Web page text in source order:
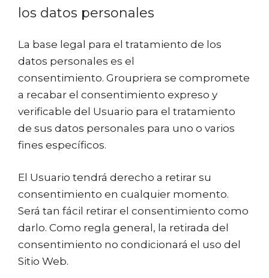
los datos personales
La base legal para el tratamiento de los
datos personales es el
consentimiento. Groupriera se compromete
a recabar el consentimiento expreso y
verificable del Usuario para el tratamiento
de sus datos personales para uno o varios
fines específicos.
El Usuario tendrá derecho a retirar su
consentimiento en cualquier momento.
Será tan fácil retirar el consentimiento como
darlo. Como regla general, la retirada del
consentimiento no condicionará el uso del
Sitio Web.